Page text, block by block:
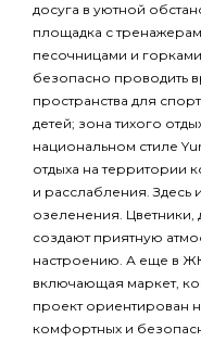
досуга в уютной
площадка с
песочницами и
безопасно проводить
пространства для
детей; зона тихого
национальном стиле
отдыха на территории
и расслабления. Здесь
озеленения.
создают приятную
настроению. А еще в ЖК
включающая маркет,
проект ориентирован
комфортных и